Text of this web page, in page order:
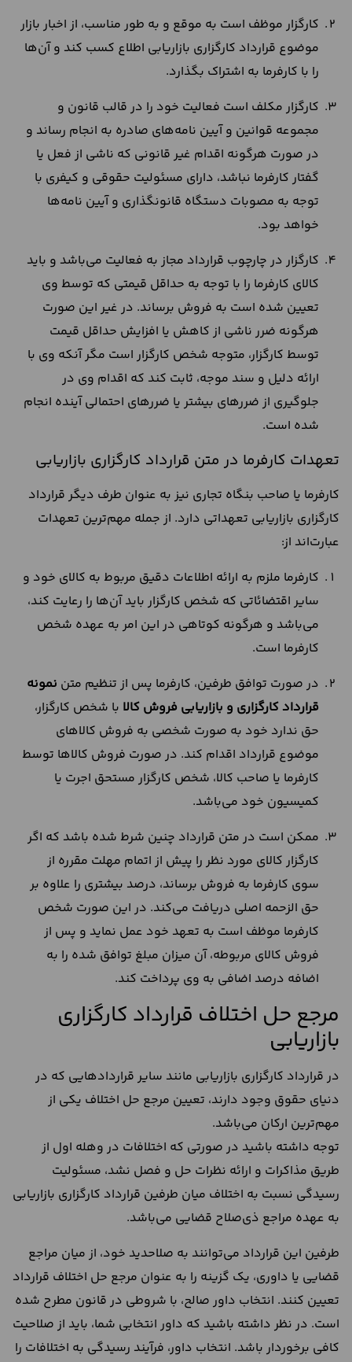
کارگزار موظف است به موقع و به طور مناسب، از اخبار بازار
موضوع قرارداد کارگزاری بازاریابی اطلاع کسب کند و آن‌ها
را با کارفرما به اشتراک بگذارد.
کارگزار مکلف است فعالیت خود را در قالب قانون و
مجموعه قوانین و آیین نامه‌های صادره به انجام رساند و
در صورت هرگونه اقدام غیر قانونی که ناشی از فعل یا
گفتار کارفرما نباشد، دارای مسئولیت حقوقی و کیفری با
توجه به مصوبات دستگاه قانونگذاری و آیین نامه‌ها
خواهد بود.
کارگزار در چارچوب قرارداد مجاز به فعالیت می‌باشد و باید
کالای کارفرما را با توجه به حداقل قیمتی که توسط وی
تعیین شده است به فروش برساند. در غیر این صورت
هرگونه ضرر ناشی از کاهش یا افزایش حداقل قیمت
توسط کارگزار، متوجه شخص کارگزار است مگر آنکه وی با
ارائه دلیل و سند موجه، ثابت کند که اقدام وی در
جلوگیری از ضرر‌های بیشتر یا ضرر‌های احتمالی آینده انجام
شده است.
تعهدات کارفرما در متن قرارداد کارگزاری بازاریابی
کارفرما یا صاحب بنگاه تجاری نیز به عنوان طرف دیگر قرارداد
کارگزاری بازاریابی تعهداتی دارد. از جمله مهم‌ترین تعهدات
عبارت‌اند از:
کارفرما ملزم به ارائه اطلاعات دقیق مربوط به کالای خود و
سایر اقتضائاتی که شخص کارگزار باید آن‌ها را رعایت کند،
می‌باشد و هرگونه کوتاهی در این امر به عهده شخص
کارفرما است.
در صورت توافق طرفین، کارفرما پس از تنظیم متن نمونه
قرارداد کارگزاری و بازاریابی فروش کالا با شخص کارگزار،
حق ندارد خود به صورت شخصی به فروش کالاهای
موضوع قرارداد اقدام کند. در صورت فروش کالاها توسط
کارفرما یا صاحب کالا، شخص کارگزار مستحق اجرت یا
کمیسیون خود می‌باشد.
ممکن است در متن قرارداد چنین شرط شده باشد که اگر
کارگزار کالای مورد نظر را پیش از اتمام مهلت مقرره از
سوی کارفرما به فروش برساند، درصد بیشتری را علاوه بر
حق الزحمه اصلی دریافت می‌کند. در این صورت شخص
کارفرما موظف است به تعهد خود عمل نماید و پس از
فروش کالای مربوطه، آن میزان مبلغ توافق شده را به
اضافه درصد اضافی به وی پرداخت کند.
مرجع حل اختلاف قرارداد کارگزاری
بازاریابی
در قرارداد کارگزاری بازاریابی مانند سایر قراردادهایی که در
دنیای حقوق وجود دارند، تعیین مرجع حل اختلاف یکی از
مهم‌ترین ارکان می‌باشد.
توجه داشته باشید در صورتی که اختلافات در وهله اول از
طریق مذاکرات و ارائه نظرات حل و فصل نشد، مسئولیت
رسیدگی نسبت به اختلاف میان طرفین قرارداد کارگزاری بازاریابی
به عهده مراجع ذی‌صلاح قضایی می‌باشد.
طرفین این قرارداد می‌توانند به صلاحدید خود، از میان مراجع
قضایی یا داوری، یک گزینه را به عنوان مرجع حل اختلاف قرارداد
تعیین کنند. انتخاب داور صالح، با شروطی در قانون مطرح شده
است. در نظر داشته باشید که داور انتخابی شما، باید از صلاحیت
کافی برخوردار باشد. انتخاب داور، فرآیند رسیدگی به اختلافات را